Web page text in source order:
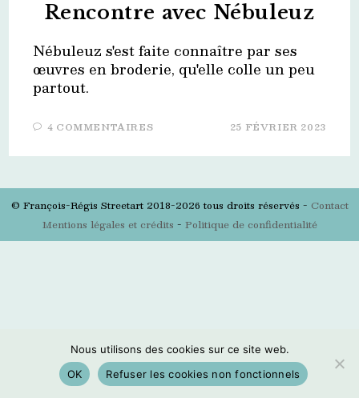
Rencontre avec Nébuleuz
Nébuleuz s'est faite connaître par ses
œuvres en broderie, qu'elle colle un peu
partout.
4 COMMENTAIRES 25 FÉVRIER 2023
© François-Régis Streetart 2018-2026 tous droits réservés - Contact
Mentions légales et crédits - Politique de confidentialité
Nous utilisons des cookies sur ce site web.
OK
Refuser les cookies non fonctionnels